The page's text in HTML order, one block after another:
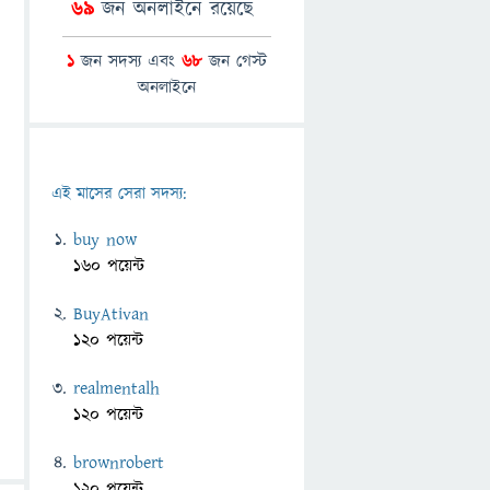
69 জন অনলাইনে রয়েছে
1 জন সদস্য এবং 68 জন গেস্ট
অনলাইনে
এই মাসের সেরা সদস্য:
buy now
160 পয়েন্ট
BuyAtivan
120 পয়েন্ট
realmentalh
120 পয়েন্ট
brownrobert